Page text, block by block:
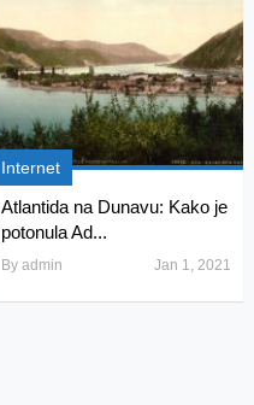
Internet
Atlantida na Dunavu: Kako je
potonula Ad...
Byadmin Jan 1, 2021